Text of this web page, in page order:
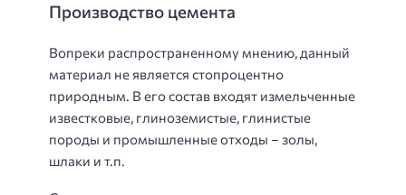
Производство цемента
Вопреки распространенному мнению, данный
материал не является стопроцентно
природным. В его состав входят измельченные
известковые, глиноземистые, глинистые
породы и промышленные отходы – золы,
шлаки и т.п.